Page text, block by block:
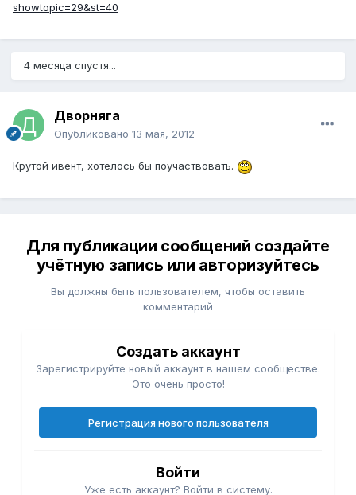
showtopic=29&st=40
4 месяца спустя...
Дворняга
Опубликовано 13 мая, 2012
Крутой ивент, хотелось бы поучаствовать.
Для публикации сообщений создайте
учётную запись или авторизуйтесь
Вы должны быть пользователем, чтобы оставить
комментарий
Создать аккаунт
Зарегистрируйте новый аккаунт в нашем сообществе.
Это очень просто!
Регистрация нового пользователя
Войти
Уже есть аккаунт? Войти в систему.